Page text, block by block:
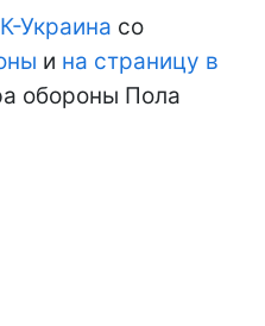
Украина со
и на страницу в
обороны Пола